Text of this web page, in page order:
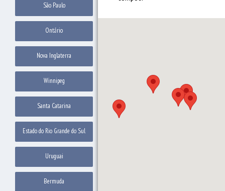
São Paulo
Ontário
Nova Inglaterra
Winnipeg
Santa Catarina
Estado do Rio Grande do Sul
Uruguai
Bermuda